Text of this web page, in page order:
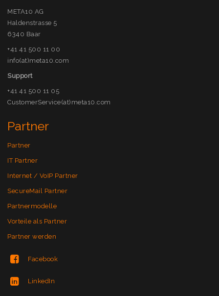
META10 AG
Haldenstrasse 5
6340 Baar
+41 41 500 11 00
info(at)meta10.com
Support
+41 41 500 11 05
CustomerService(at)meta10.com
Partner
Partner
IT Partner
Internet / VoIP Partner
SecureMail Partner
Partnermodelle
Vorteile als Partner
Partner werden
Facebook
LinkedIn